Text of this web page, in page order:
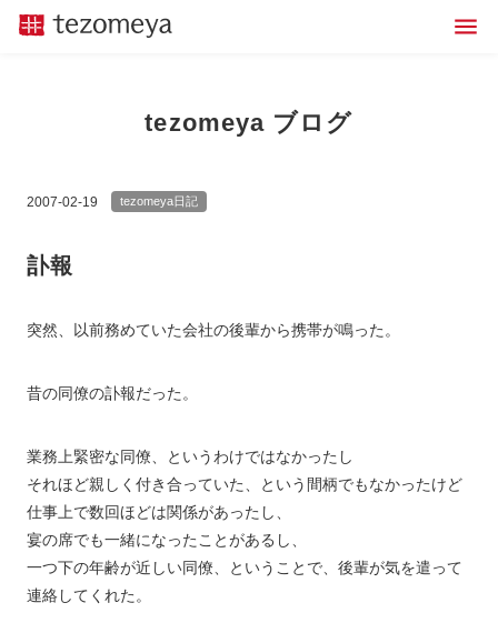
tezomeya ブログ
2007-02-19 tezomeya日記
訃報
突然、以前務めていた会社の後輩から携帯が鳴った。
昔の同僚の訃報だった。
業務上緊密な同僚、というわけではなかったし
それほど親しく付き合っていた、という間柄でもなかったけど
仕事上で数回ほどは関係があったし、
宴の席でも一緒になったことがあるし、
一つ下の年齢が近しい同僚、ということで、後輩が気を遣って
連絡してくれた。